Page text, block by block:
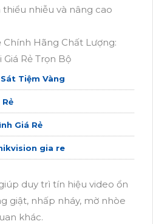
nhiễu và nâng cao
Chính Hãng Chất Lượng:
Rẻ Trọn Bộ
Tiệm Vàng
Giá Rẻ
gia re
duy trì tín hiệu video ổn
giật, nhấp nháy, mờ nhòe
khác.